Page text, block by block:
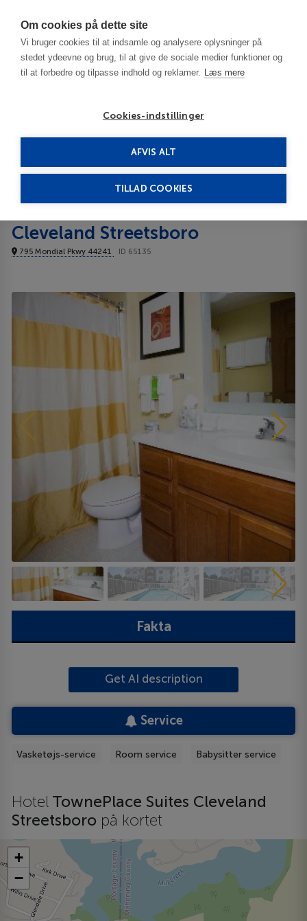
Om cookies på dette site
Vi bruger cookies til at indsamle og analysere oplysninger på
stedet ydeevne og brug, til at give de sociale medier funktioner og
til at forbedre og tilpasse indhold og reklamer. Læs mere
Cookies-indstillinger
AFVIS ALT
TILLAD COOKIES
TownePlace Suites Cleveland Streetsboro 4****
Cleveland Streetsboro
795 Mondial Pkwy 44241 ID 65135
Fakta
Get AI description
Service
Vasketøjs-service Room service Babysitter service
Hotel TownePlace Suites Cleveland
Streetsboro på kortet
+
−